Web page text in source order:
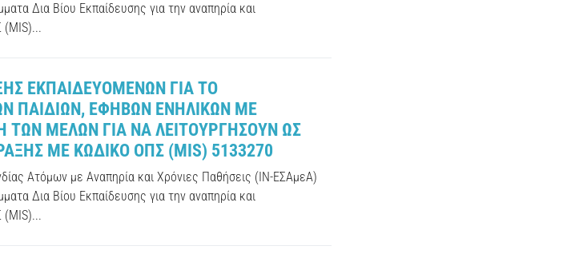
Δια Βίου Εκπαίδευσης για την αναπηρία και
(MIS)...
ΕΚΠΑΙΔΕΥΟΜΕΝΩΝ ΓΙΑ ΤΟ
ΠΑΙΔΙΩΝ, ΕΦΗΒΩΝ ΕΝΗΛΙΚΩΝ ΜΕ
ΤΩΝ ΜΕΛΩΝ ΓΙΑ ΝΑ ΛΕΙΤΟΥΡΓΗΣΟΥΝ ΩΣ
ΜΕ ΚΩΔΙΚΟ ΟΠΣ (MIS) 5133270
Ατόμων με Αναπηρία και Χρόνιες Παθήσεις (ΙΝ-ΕΣΑμεΑ)
Δια Βίου Εκπαίδευσης για την αναπηρία και
(MIS)...